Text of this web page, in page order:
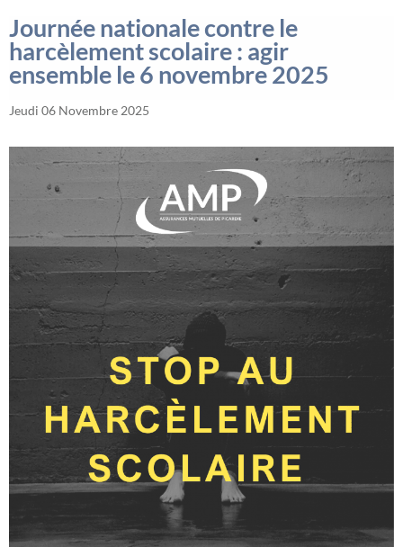
Journée nationale contre le
harcèlement scolaire : agir
ensemble le 6 novembre 2025
Jeudi 06 Novembre 2025